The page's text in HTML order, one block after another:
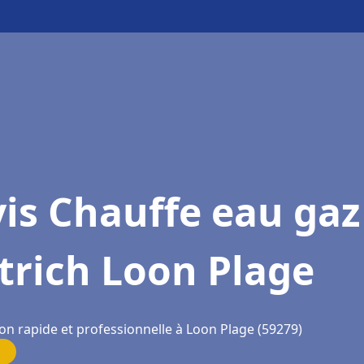
Chauffe eau
Loon Plage
rapide et professionnelle à Loon Plage (59279)